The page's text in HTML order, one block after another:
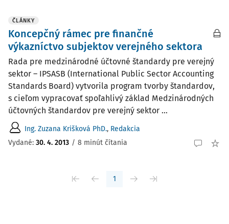
ČLÁNKY
Koncepčný rámec pre finančné
výkazníctvo subjektov verejného sektora
Rada pre medzinárodné účtovné štandardy pre verejný
sektor – IPSASB (International Public Sector Accounting
Standards Board) vytvorila program tvorby štandardov,
s cie­ľom vypracovať spoľahlivý základ Medzinárodných
účtovných štandardov pre verejný sektor ...
Ing. Zuzana Krišková PhD., Redakcia
Vydané: 30. 4. 2013 / 8 minút čítania
1